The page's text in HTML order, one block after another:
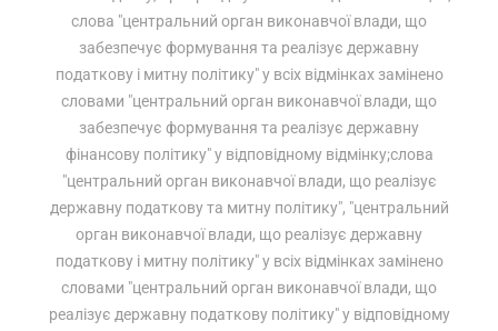
слова "центральний орган виконавчої влади, що
забезпечує формування та реалізує державну
податкову і митну політику" у всіх відмінках замінено
словами "центральний орган виконавчої влади, що
забезпечує формування та реалізує державну
фінансову політику" у відповідному відмінку;слова
"центральний орган виконавчої влади, що реалізує
державну податкову та митну політику", "центральний
орган виконавчої влади, що реалізує державну
податкову і митну політику" у всіх відмінках замінено
словами "центральний орган виконавчої влади, що
реалізує державну податкову політику" у відповідному